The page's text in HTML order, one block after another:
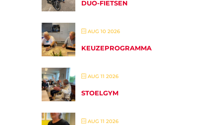
DUO-FIETSEN
AUG 10 2026
KEUZEPROGRAMMA
AUG 11 2026
STOELGYM
AUG 11 2026